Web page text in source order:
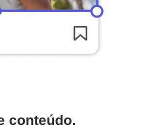
conteúdo.